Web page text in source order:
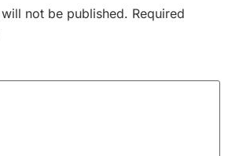
not be published. Required